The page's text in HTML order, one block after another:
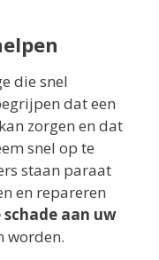
die snel
dat een
zorgen en dat
snel op te
staan paraat
en repareren
aan uw
worden.